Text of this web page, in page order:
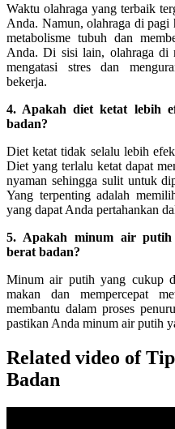
Waktu olahraga yang terbaik
Anda. Namun, olahraga di pagi
metabolisme tubuh dan
Anda. Di sisi lain, olahraga di
mengatasi stres dan
bekerja.
4. Apakah diet ketat lebih
badan?
Diet ketat tidak selalu lebih
Diet yang terlalu ketat dapat
nyaman sehingga sulit untuk
Yang terpenting adalah
yang dapat Anda pertahankan
5. Apakah minum air putih
berat badan?
Minum air putih yang cukup
makan dan mempercepat
membantu dalam proses
pastikan Anda minum air putih
Related video of
Badan